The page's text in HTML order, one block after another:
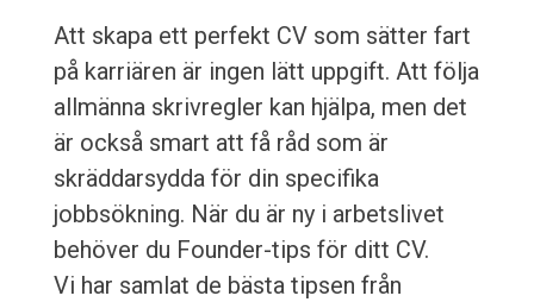
Att skapa ett perfekt CV som sätter fart
på karriären är ingen lätt uppgift. Att följa
allmänna skrivregler kan hjälpa, men det
är också smart att få råd som är
skräddarsydda för din specifika
jobbsökning. När du är ny i arbetslivet
behöver du Founder-tips för ditt CV.
Vi har samlat de bästa tipsen från